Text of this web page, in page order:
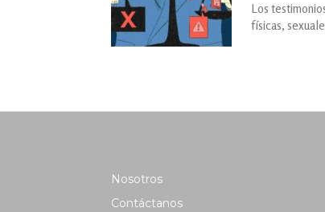
Los
físicas,
Nosotros
Contáctanos